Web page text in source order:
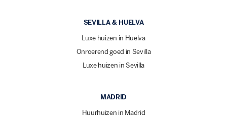
SEVILLA & HUELVA
Luxe huizen in Huelva
Onroerend goed in Sevilla
Luxe huizen in Sevilla
MADRID
Huurhuizen in Madrid